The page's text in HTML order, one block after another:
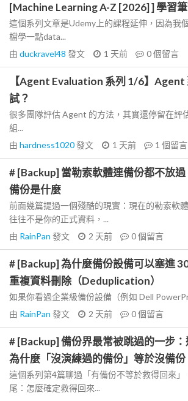
[Machine Learning A-Z [2026] ] 學習
這個系列文章是Udemy上的課程延伸，因為我
檔學一點data...
由 duckravel48 發文 1 天前 0個留言
【Agent Evaluation 系列 1/6】Agent
試？
很多團隊評估 Agent 的方法，其實還停留在評
組...
由 hardness1020發文 1 天前 1 個留言
# [Backup] 當勒索軟體連備份都不放
備份是什麼
前面幾篇提過一個殘酷的現實：現在的勒索軟
往往不是你的正式資料，...
由 RainPan 發文 2 天前 0個留言
# [Backup] 為什麼備份設備可以塞進
重複資料刪除（Deduplication）
如果你看過企業級備份設備（例如 Dell
由 RainPan 發文 2 天前 0個留言
# [Backup] 備份界最常被跳過的一步
為什麼「沒演練過的備份」等於沒備份
這個系列第4篇聊過「有備份不等於救得回來
尾：怎麼確定救得回來...